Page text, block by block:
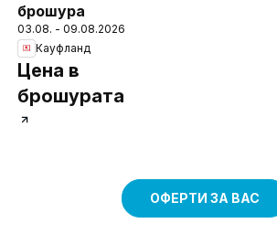
брошура
03.08. - 09.08.2026
Кауфланд
Цена в
брошурата
ОФЕРТИ ЗА ВАС